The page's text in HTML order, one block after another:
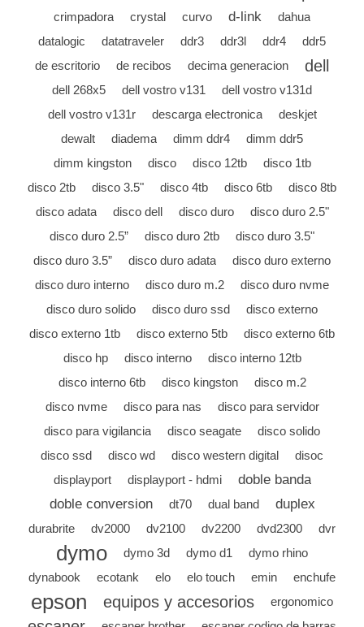
crimpadora crystal curvo d-link
dahua
datalogic
datatraveler ddr3 ddr3l ddr4
ddr5
de escritorio
de recibos decima generacion dell
dell 268x5 dell vostro v131
dell vostro v131d
dell vostro v131r
descarga electronica
deskjet
dewalt
diadema dimm ddr4
dimm ddr5
dimm kingston
disco disco 12tb
disco 1tb
disco 2tb
disco 3.5" disco 4tb disco 6tb
disco 8tb
disco adata
disco dell disco duro
disco duro 2.5"
disco duro 2.5”
disco duro 2tb
disco duro 3.5"
disco duro 3.5”
disco duro adata
disco duro externo
disco duro interno
disco duro m.2
disco duro nvme
disco duro solido
disco duro ssd
disco externo
disco externo 1tb
disco externo 5tb
disco externo 6tb
disco hp
disco interno
disco interno 12tb
disco interno 6tb
disco kingston
disco m.2
disco nvme
disco para nas
disco para servidor
disco para vigilancia
disco seagate
disco solido
disco ssd
disco wd disco western digital
disoc
displayport
displayport - hdmi
doble banda
doble conversion
dt70 dual band duplex
durabrite dv2000 dv2100 dv2200 dvd2300 dvr
dymo dymo 3d dymo d1
dymo rhino
dynabook
ecotank elo elo touch emin enchufe
epson equipos y accesorios ergonomico